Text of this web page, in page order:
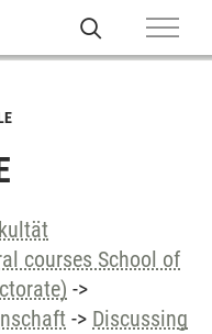
courses School of
->
-> Discussing